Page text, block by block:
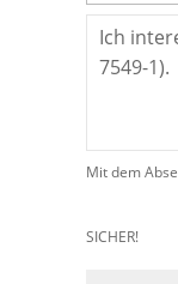
Mit dem
SICHER!